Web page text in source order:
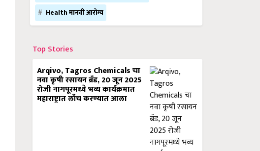
Health मानवी आरोग्य
Top Stories
Arqivo, Tagros Chemicals चा
नवा कृषी रसायन ब्रँड, 20 जून 2025
रोजी नागपूरमध्ये भव्य कार्यक्रमात
महाराष्ट्रात लाँच करण्यात आला